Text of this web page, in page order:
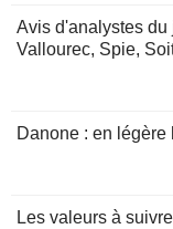
Avis d'analystes du
Vallourec, Spie,
Danone : en
Les valeurs à